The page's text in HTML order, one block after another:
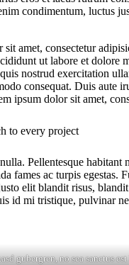
condimentum, luctus
amet, consectetur
ut labore et dolore
nostrud exercitation
consequat. Duis aute
ipsum dolor sit amet,
to every project
Pellentesque habitant
fames ac turpis egestas.
elit blandit risus,
id mi tristique, pulvinar
gubergren, no sea sanctus